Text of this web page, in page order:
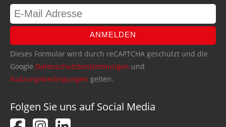
ANMELDEN
Dieses Formular wird durch reCAPTCHA geschützt und die
Google Datenschutzbestimmungen und
Nutzungsbedingungen gelten.
Folgen Sie uns auf Social Media